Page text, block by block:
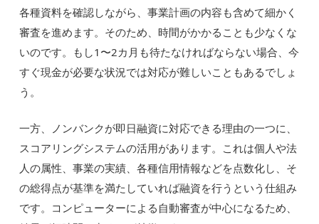
各種資料を確認しながら、事業計画の内容も含めて細かく
審査を進めます。そのため、時間がかかることも少なくな
いのです。もし1〜2カ月も待たなければならない場合、今
すぐ現金が必要な状況では対応が難しいこともあるでしょ
う。
一方、ノンバンクが即日融資に対応できる理由の一つに、
スコアリングシステムの活用があります。これは個人や法
人の属性、事業の実績、各種信用情報などを点数化し、そ
の総得点が基準を満たしていれば融資を行うという仕組み
です。コンピューターによる自動審査が中心になるため、